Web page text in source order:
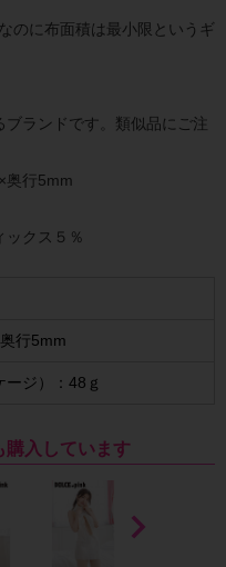
のに布面積は最小限というギ
ランドです。類似品にご注
奥行5mm
ックス５％
行5mm
ージ）：48ｇ
購入しています